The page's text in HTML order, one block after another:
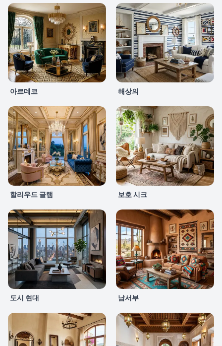
아르데코 해상의
할리우드 글램 보호 시크
도시 현대 남서부